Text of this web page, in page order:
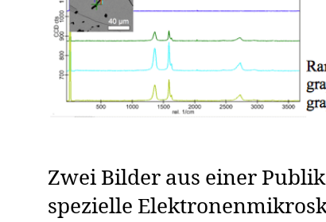
Zwei Bilder aus einer
spezielle